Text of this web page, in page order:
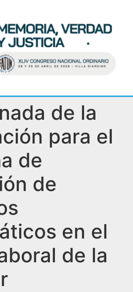
de la
para el
de
de
en el
de la